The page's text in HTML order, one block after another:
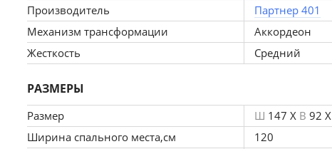
Производитель
Партнер 401
Механизм трансформации
Аккордеон
Жесткость
Средний
РАЗМЕРЫ
Размер Ш 147 X В 92 X
Ширина спального места,см
120